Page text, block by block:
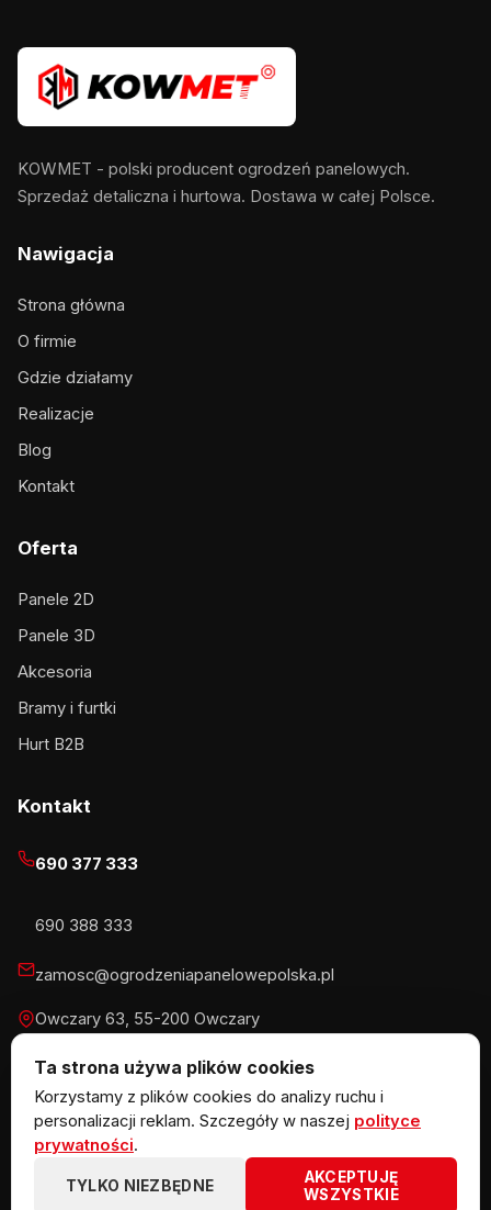
Ta strona używa plików cookies
Korzystamy z plików cookies do analizy ruchu i
personalizacji reklam. Szczegóły w naszej polityce
prywatności.
TYLKO NIEZBĘDNE
AKCEPTUJĘ
WSZYSTKIE
KOWMET - polski producent ogrodzeń panelowych.
Sprzedaż detaliczna i hurtowa. Dostawa w całej Polsce.
Nawigacja
Strona główna
O firmie
Gdzie działamy
Realizacje
Blog
Kontakt
Oferta
Panele 2D
Panele 3D
Akcesoria
Bramy i furtki
Hurt B2B
Kontakt
690 377 333
690 388 333
zamosc@ogrodzeniapanelowepolska.pl
Owczary 63, 55-200 Owczary
Pn-Pt 8-16, Sb 8-13:30
© 2026 KOW MET Marlena Kowalska · NIP 5291746970 ·
REGON 383867720 · Owczary 63, 55-200 Owczary